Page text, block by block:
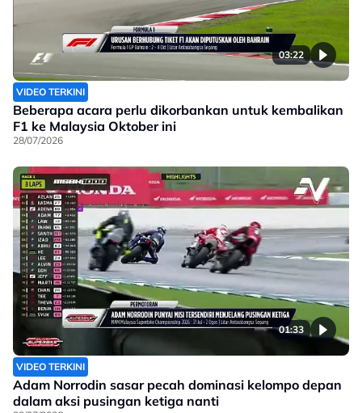
03:22
VIDEO TERKINI
Beberapa acara perlu dikorbankan untuk kembalikan
F1 ke Malaysia Oktober ini
28/07/2026
01:33
VIDEO TERKINI
Adam Norrodin sasar pecah dominasi kelompo depan
dalam aksi pusingan ketiga nanti